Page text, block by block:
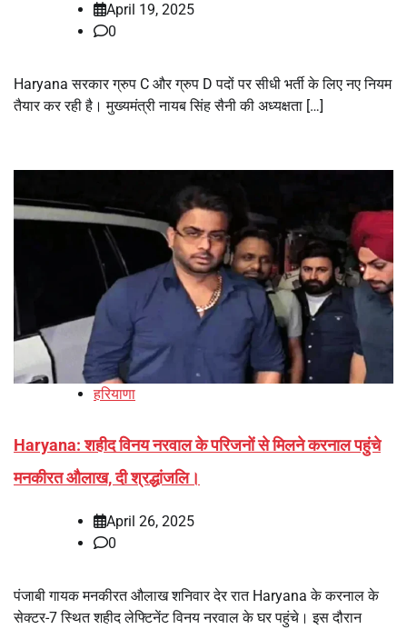
April 19, 2025
0
Haryana सरकार ग्रुप C और ग्रुप D पदों पर सीधी भर्ती के लिए नए नियम
तैयार कर रही है। मुख्यमंत्री नायब सिंह सैनी की अध्यक्षता […]
हरियाणा
Haryana: शहीद विनय नरवाल के परिजनों से मिलने करनाल पहुंचे
मनकीरत औलाख, दी श्रद्धांजलि।
April 26, 2025
0
पंजाबी गायक मनकीरत औलाख शनिवार देर रात Haryana के करनाल के
सेक्टर-7 स्थित शहीद लेफ्टिनेंट विनय नरवाल के घर पहुंचे। इस दौरान